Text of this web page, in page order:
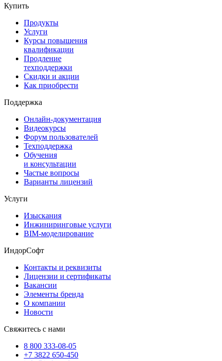
Купить
Продукты
Услуги
Курсы повышения
квалификации
Продление
техподдержки
Скидки и акции
Как приобрести
Поддержка
Онлайн-документация
Видеокурсы
Форум пользователей
Техподдержка
Обучения
и консультации
Частые вопросы
Варианты лицензий
Услуги
Изыскания
Инжиниринговые услуги
BIM-моделирование
ИндорСофт
Контакты и реквизиты
Лицензии и сертификаты
Вакансии
Элементы бренда
О компании
Новости
Свяжитесь с нами
8 800 333-08-05
+7 3822 650-450